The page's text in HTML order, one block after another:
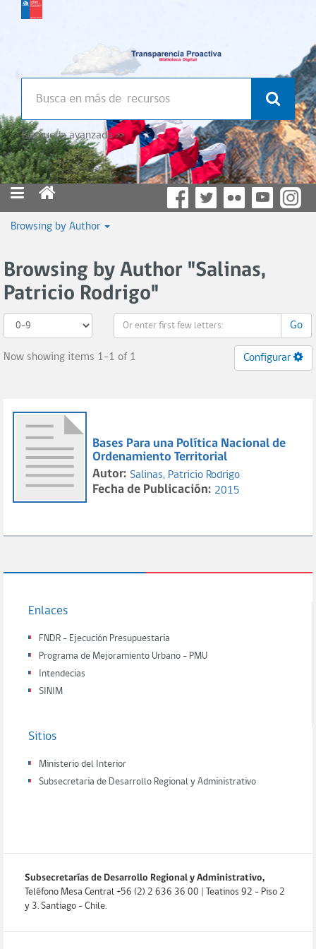
Búsqueda avanzada >>
Browsing by Author
Browsing by Author "Salinas,
Patricio Rodrigo"
Go
Now showing items 1-1 of 1 Configurar
Bases Para una Política Nacional de
Ordenamiento Territorial
Autor: Salinas, Patricio Rodrigo
Fecha de Publicación: 2015
Enlaces
FNDR - Ejecución Presupuestaria
Programa de Mejoramiento Urbano - PMU
Intendecias
SINIM
Sitios
Ministerio del Interior
Subsecretaria de Desarrollo Regional y Administrativo
Subsecretarías de Desarrollo Regional y Administrativo,
Teléfono Mesa Central +56 (2) 2 636 36 00 | Teatinos 92 - Piso 2
y 3. Santiago - Chile.